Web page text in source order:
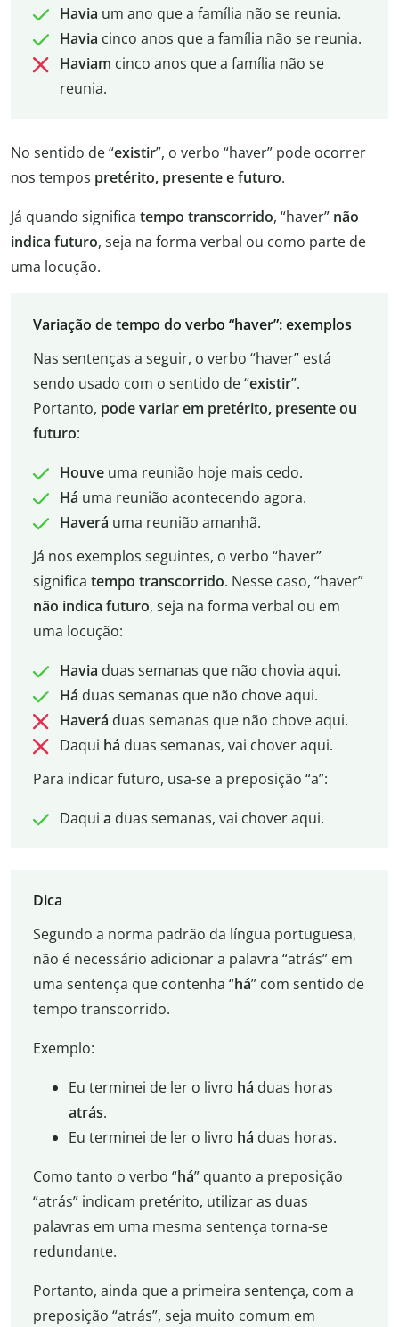
Havia um ano que a família não se reunia.
Havia cinco anos que a família não se reunia.
Haviam cinco anos que a família não se
reunia.
No sentido de “existir”, o verbo “haver” pode ocorrer
nos tempos pretérito, presente e futuro.
Já quando significa tempo transcorrido, “haver” não
indica futuro, seja na forma verbal ou como parte de
uma locução.
Variação de tempo do verbo “haver”: exemplos
Nas sentenças a seguir, o verbo “haver” está
sendo usado com o sentido de “existir”.
Portanto, pode variar em pretérito, presente ou
futuro:
Houveuma reunião hoje mais cedo.
Há uma reunião acontecendo agora.
Haverá uma reunião amanhã.
Já nos exemplos seguintes, o verbo “haver”
significa tempo transcorrido. Nesse caso, “haver”
não indica futuro, seja na forma verbal ou em
uma locução:
Havia duas semanas que não chovia aqui.
Há duas semanas que não chove aqui.
Haverá duas semanas que não chove aqui.
Daqui há duas semanas, vai chover aqui.
Para indicar futuro, usa-se a preposição “a”:
Daqui a duas semanas, vai chover aqui.
Dica
Segundo a norma padrão da língua portuguesa,
não é necessário adicionar a palavra “atrás” em
uma sentença que contenha “há” com sentido de
tempo transcorrido.
Exemplo:
Eu terminei de ler o livro há duas horas
atrás.
Eu terminei de ler o livro há duas horas.
Como tanto o verbo “há” quanto a preposição
“atrás” indicam pretérito, utilizar as duas
palavras em uma mesma sentença torna-se
redundante.
Portanto, ainda que a primeira sentença, com a
preposição “atrás”, seja muito comum em